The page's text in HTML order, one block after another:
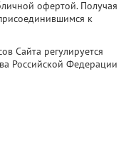
офертой. Получая
к
Сайта регулируется
Российской Федерации